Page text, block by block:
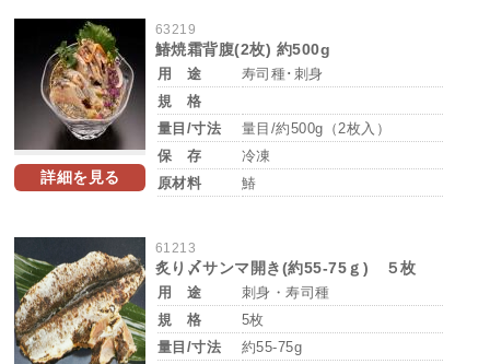
詳細を見る
63219
鰆焼霜背腹(2枚) 約500g
用 途
寿司種･刺身
規 格
量目/寸法
量目/約500g（2枚入）
保 存
冷凍
原材料
鰆
61213
炙り〆サンマ開き(約55-75ｇ) ５枚
用 途
刺身・寿司種
規 格
5枚
量目/寸法
約55-75g